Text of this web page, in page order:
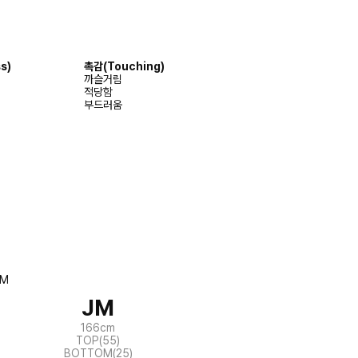
촉감(Touching)
까슬거림
적당함
부드러움
JM
166cm
TOP(55)
BOTTOM(25)